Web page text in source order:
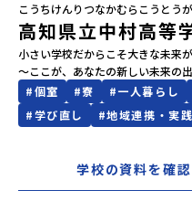
？ イベント参加方法
会員登録 MYページ
こうちけんりつなかむらこうとう
高知県立中村高等
小さい学校だからこそ大きな未来
#個室 #寮 #一人暮らし
#学び直し #地域連携・実
学校の資料を確認